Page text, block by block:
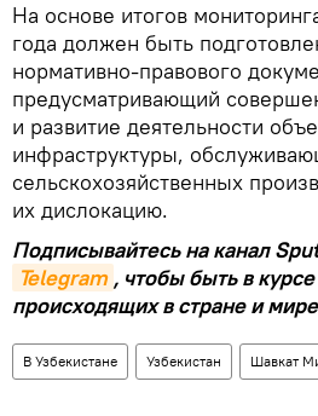
На основе итогов
года должен быть
нормативно-правового
предусматривающий
и развитие деятельности
инфраструктуры,
сельскохозяйственных
их дислокацию.
Подписывайтесь на канал
Telegram , чтобы быть в
происходящих в стране и
В Узбекистане Узбекистан Шавкат